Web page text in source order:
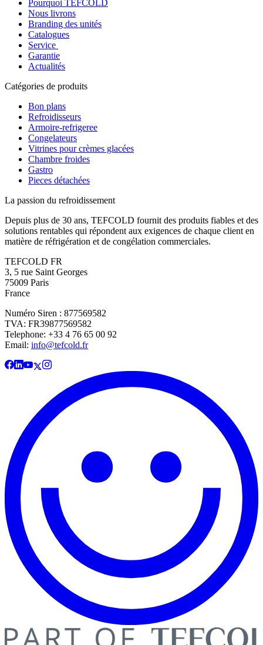
Pourquoi TEFCOLD
Nous livrons
Branding des unités
Catalogues
Service
Garantie
Actualités
Catégories de produits
Bon plans
Refroidisseurs
Armoire-refrigeree
Congelateurs
Vitrines pour crèmes glacées
Chambre froides
Gastro
Pieces détachées
La passion du refroidissement
Depuis plus de 30 ans, TEFCOLD fournit des produits fiables et des
solutions rentables qui répondent aux exigences de chaque client en
matière de réfrigération et de congélation commerciales.
TEFCOLD FR
3, 5 rue Saint Georges
75009 Paris
France
Numéro Siren : 877569582
TVA: FR39877569582
Telephone: +33 4 76 65 00 92
Email: info@tefcold.fr